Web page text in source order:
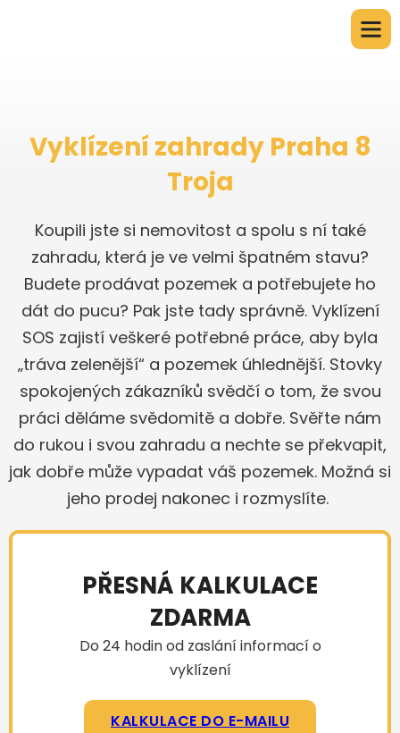
Vyklízení zahrady Praha 8
Troja
Koupili jste si nemovitost a spolu s ní také
zahradu, která je ve velmi špatném stavu?
Budete prodávat pozemek a potřebujete ho
dát do pucu? Pak jste tady správně. Vyklízení
SOS zajistí veškeré potřebné práce, aby byla
„tráva zelenější“ a pozemek úhlednější. Stovky
spokojených zákazníků svědčí o tom, že svou
práci děláme svědomitě a dobře. Svěřte nám
do rukou i svou zahradu a nechte se překvapit,
jak dobře může vypadat váš pozemek. Možná si
jeho prodej nakonec i rozmyslíte.
PŘESNÁ KALKULACE
ZDARMA
Do 24 hodin od zaslání informací o
vyklízení
KALKULACE DO E-MAILU